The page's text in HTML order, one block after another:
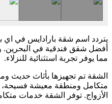
يتردد اسم شقة بارادايس في اي
أفضل شقق فندقية في البحرين.
مما يوفر تجربة استثنائية للنزلاء.
الشقة تم تجهيزها بأثاث حديث
متكامل ومنطقة معيشة فسيحة،
الأزواج. توفر الشقة خدمات